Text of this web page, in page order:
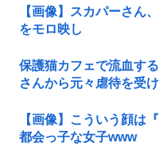
【画像】スカパーさん
をモロ映し
保護猫カフェで流血す
さんから元々虐待を受
【画像】こういう顔は
都会っ子な女子www